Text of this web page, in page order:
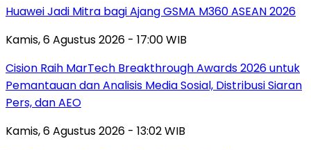
Huawei Jadi Mitra bagi Ajang GSMA M360 ASEAN 2026
Kamis, 6 Agustus 2026 - 17:00 WIB
Cision Raih MarTech Breakthrough Awards 2026 untuk
Pemantauan dan Analisis Media Sosial, Distribusi Siaran
Pers, dan AEO
Kamis, 6 Agustus 2026 - 13:02 WIB